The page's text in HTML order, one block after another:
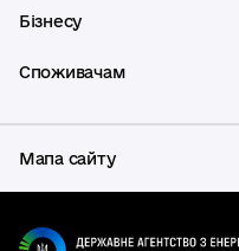
Бізнесу
Споживачам
Мапа сайту